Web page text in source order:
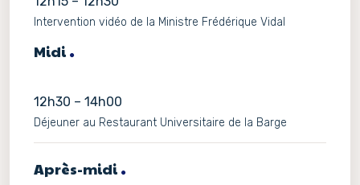
Intervention vidéo de la Ministre Frédérique Vidal
Midi
12h30 – 14h00
Déjeuner au Restaurant Universitaire de la Barge
Après-midi